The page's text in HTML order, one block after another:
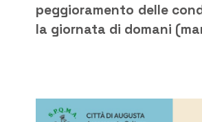
peggioramento delle
la giornata di domani